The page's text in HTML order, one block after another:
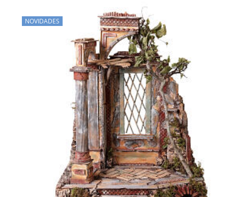
NOVIDADES